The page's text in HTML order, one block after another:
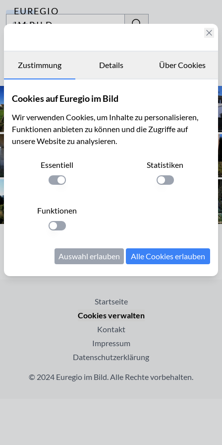
EUREGIO
IM BILD
Archiv
Kontakt
Archiv
Startseite
Cookies verwalten
Kontakt
Impressum
Datenschutzerklärung
© 2024 Euregio im Bild. Alle Rechte vorbehalten.
Zustimmung Details Über Cookies
Cookies auf Euregio im Bild
Wir verwenden Cookies, um Inhalte zu personalisieren,
Funktionen anbieten zu können und die Zugriffe auf
unsere Website zu analysieren.
Essentiell
Einstellung anwenden
Statistiken
Einstellung
Funktionen
Einstellung anwenden
Auswahl erlauben Alle Cookies erlauben